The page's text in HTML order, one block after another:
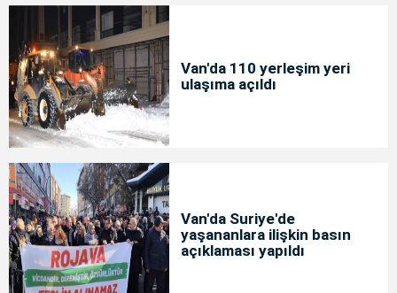
Van'da 110 yerleşim yeri
ulaşıma açıldı
Van'da Suriye'de
yaşananlara ilişkin basın
açıklaması yapıldı